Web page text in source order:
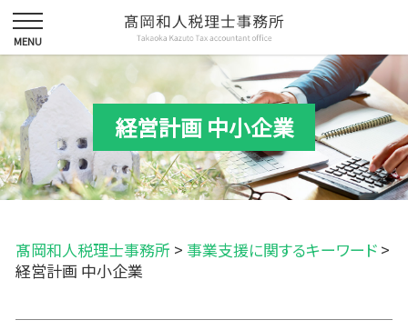
経営計画 中小企業
髙岡和人税理士事務所 > 事業支援に関するキーワード >
経営計画 中小企業